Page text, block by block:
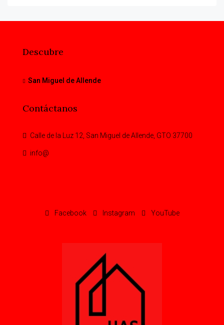
Descubre
San Miguel de Allende
Contáctanos
Calle de la Luz 12, San Miguel de Allende, GTO 37700
info@
Facebook Instagram YouTube